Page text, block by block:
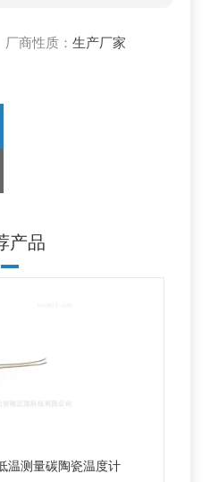
厂商性质：生产厂家
产品
温测量碳陶瓷温度计